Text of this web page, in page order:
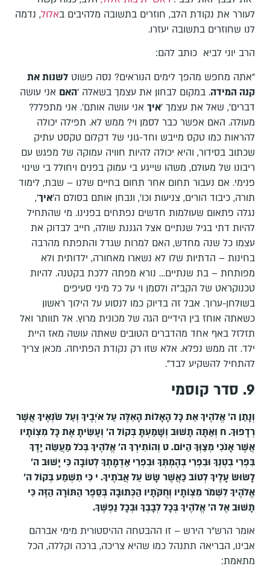
לעורר את נקודת הלב, חוזרים בתשובה מלהיבים באלול, נדמה
לנו שחוזרים בתשובה יעזרו.
הרב יוני לביא כותב להם:
"אתה מחפש מהפך לימים הנוראים? נסה פשוט לשנות את
קנה המידה. במקום לבחון את עצמך בשאלה 'האם אני עושה
דברים', שאל את עצמך 'איך אני עושה אותם'. אני מתפלל?
מעולה. האם אפשר כבר לסמן וי? ממש לא. תפילה יכולה
להראות כמו טקס מייבש וחד-גוני של דקלום טקסט עתיק
שכתוב בסידור, והיא יכולה להיות חוויה עמוקה של מפגש עם
ריבונו של מעולם, משהו שייגע בי עמוק בפנים ויחולל בי שינוי
פנימי. אם נעבור תחום אחר תחום בחיים שלנו – שבת, לימוד
תורה, כיבוד הורים, צניעות וכו', ונבחן אותם בסולם ה'איך',
נגלה פתאום שעולמות חדשים נפתחים בפנינו. מי שהתחיל
להיות דתי בגיל שנתיים אצל הגננת שולה, חייב לבדוק את
עצמו כל שנה מחדש, האם למרות שגדל והתפתח מהרבה
בחינות – הדתיות שלו לא נשארו מאחורה, ילדותית ולא
מפותחת – בת שנתיים… נורא מפתה ללכת בקטנה. להיות
טכנוקראט של הקב"ה ולסמן וי על כל מיני סעיפים
בשולחן-ערוך. אבל זה בדיוק כמו לנסוע על הילוך ראשון
כשאתה אוחז בין הידיים הגה של מכונית מרוץ. אל תוותר ואל
תזלזל באף אחד מהדברים הטובים שאתה עושה מאז היית
ילד. זה ממש נפלא. אלא שזו רק נקודת הפתיחה. מכאן צריך
להתחיל להשקיע לבד".
9. סדר קוסמי
וְנָתַן ה' אֱלֹהֶיךָ אֵת כָּל הָאָלוֹת הָאֵלֶּה עַל אֹיְבֶיךָ וְעַל שֹׂנְאֶיךָ אֲשֶׁר
רְדָפוּךָ. ח וְאַתָּה תָשׁוּב וְשָׁמַעְתָּ בְּקוֹל ה' וְעָשִׂיתָ אֶת כָּל מִצְו‍ֹתָיו
אֲשֶׁר אָנֹכִי מְצַוְּךָ הַיּוֹם. ט וְהוֹתִירְךָ ה' אֱלֹהֶיךָ בְּכֹל מַעֲשֵׂה יָדֶךָ
בִּפְרִי בִטְנְךָ וּבִפְרִי בְהֶמְתְּךָ וּבִפְרִי אַדְמָתְךָ לְטוֹבָה כִּי יָשׁוּב ה'
לָשׂוּשׂ עָלֶיךָ לְטוֹב כַּאֲשֶׁר שָׂשׂ עַל אֲבֹתֶיךָ. י כִּי תִשְׁמַע בְּקוֹל ה'
אֱלֹהֶיךָ לִשְׁמֹר מִצְו‍ֹתָיו וְחֻקֹּתָיו הַכְּתוּבָה בְּסֵפֶר הַתּוֹרָה הַזֶּה כִּי
תָשׁוּב אֶל ה' אֱלֹהֶיךָ בְּכָל לְבָבְךָ וּבְכָל נַפְשֶׁךָ.
אומר הרש"ר הירש – זו ההבטחה ההיסטורית מימי אברהם
אבינו, הבריאה תתנהל כמו שהיא צריכה, ברכה וקללה, הכל
מתאמת: